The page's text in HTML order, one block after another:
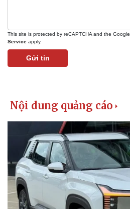
This site is protected by reCAPTCHA and the Google
Service apply.
Gửi tin